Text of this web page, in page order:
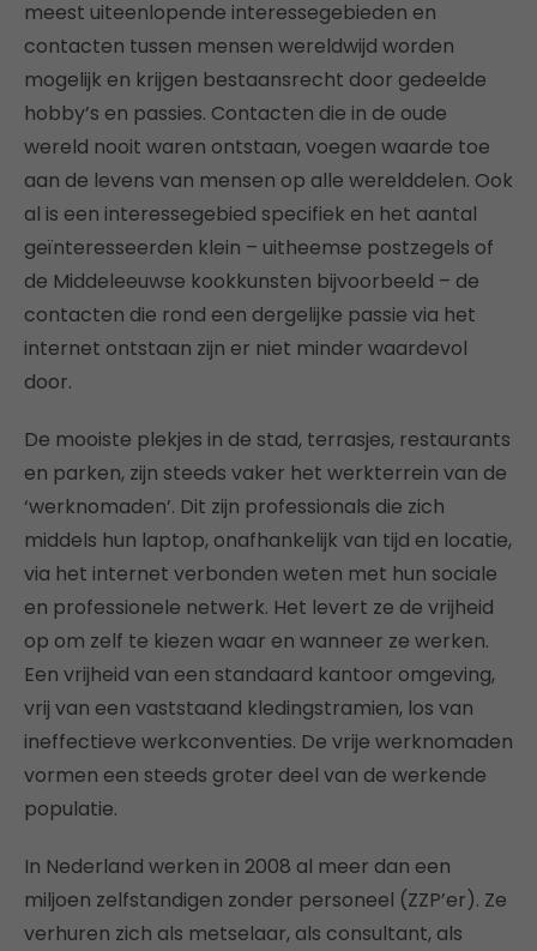
meest uiteenlopende interessegebieden en
contacten tussen mensen wereldwijd worden
mogelijk en krijgen bestaansrecht door gedeelde
hobby’s en passies. Contacten die in de oude
wereld nooit waren ontstaan, voegen waarde toe
aan de levens van mensen op alle werelddelen. Ook
al is een interessegebied specifiek en het aantal
geïnteresseerden klein – uitheemse postzegels of
de Middeleeuwse kookkunsten bijvoorbeeld – de
contacten die rond een dergelijke passie via het
internet ontstaan zijn er niet minder waardevol
door.
De mooiste plekjes in de stad, terrasjes, restaurants
en parken, zijn steeds vaker het werkterrein van de
‘werknomaden’. Dit zijn professionals die zich
middels hun laptop, onafhankelijk van tijd en locatie,
via het internet verbonden weten met hun sociale
en professionele netwerk. Het levert ze de vrijheid
op om zelf te kiezen waar en wanneer ze werken.
Een vrijheid van een standaard kantoor omgeving,
vrij van een vaststaand kledingstramien, los van
ineffectieve werkconventies. De vrije werknomaden
vormen een steeds groter deel van de werkende
populatie.
In Nederland werken in 2008 al meer dan een
miljoen zelfstandigen zonder personeel (ZZP’er). Ze
verhuren zich als metselaar, als consultant, als